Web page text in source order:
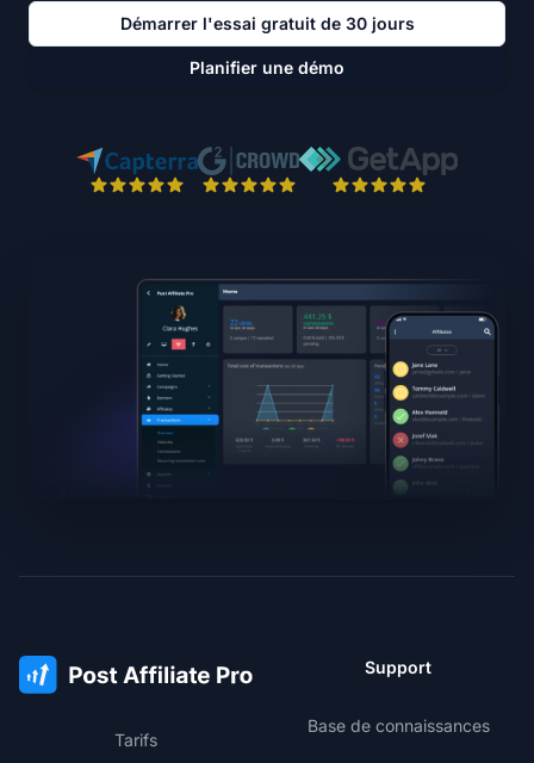
Démarrer l'essai gratuit de 30 jours
Planifier une démo
Tarifs
Support
Base de connaissances